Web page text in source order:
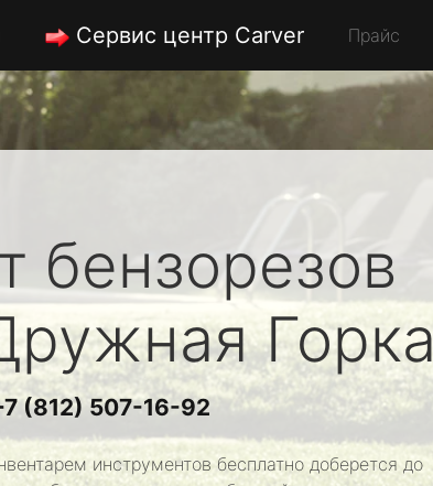
Сервис центр Carver Прайс
бензорезов
Горка
(812) 507-16-92
инструментов бесплатно доберется до